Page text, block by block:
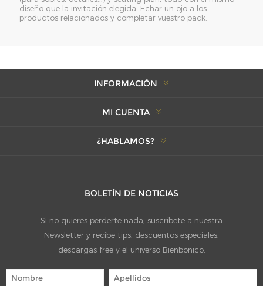
diseño que la invitación elegida. Echar un ojo a los
productos relacionados y completar vuestro pack.
INFORMACIÓN
MI CUENTA
¿HABLAMOS?
BOLETÍN DE NOTICIAS
Si no quieres perderte nada, suscríbete a nuestra
Newsletter y recibe tips, descuentos especiales,
descargas free y el universo Bienbonico.